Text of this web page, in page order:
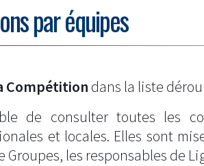
par équipes
Compétition dans la liste
de consulter toutes les
et locales. Elles sont
Groupes, les responsables de